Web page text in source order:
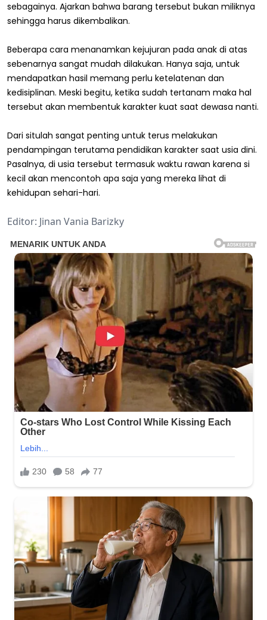
sebagainya. Ajarkan bahwa barang tersebut bukan miliknya
sehingga harus dikembalikan.
Beberapa cara menanamkan kejujuran pada anak di atas
sebenarnya sangat mudah dilakukan. Hanya saja, untuk
mendapatkan hasil memang perlu ketelatenan dan
kedisiplinan. Meski begitu, ketika sudah tertanam maka hal
tersebut akan membentuk karakter kuat saat dewasa nanti.
Dari situlah sangat penting untuk terus melakukan
pendampingan terutama pendidikan karakter saat usia dini.
Pasalnya, di usia tersebut termasuk waktu rawan karena si
kecil akan mencontoh apa saja yang mereka lihat di
kehidupan sehari-hari.
Editor: Jinan Vania Barizky